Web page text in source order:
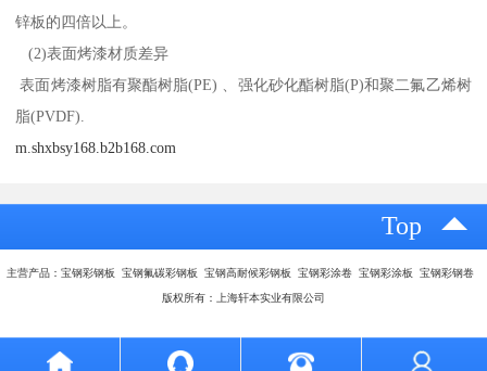
锌板的四倍以上。
(2)表面烤漆材质差异
表面烤漆树脂有聚酯树脂(PE) 、强化砂化酯树脂(P)和聚二氟乙烯树
脂(PVDF).
m.shxbsy168.b2b168.com
Top
主营产品：宝钢彩钢板 宝钢氟碳彩钢板 宝钢高耐候彩钢板 宝钢彩涂卷 宝钢彩涂板 宝钢彩钢卷
版权所有：上海轩本实业有限公司